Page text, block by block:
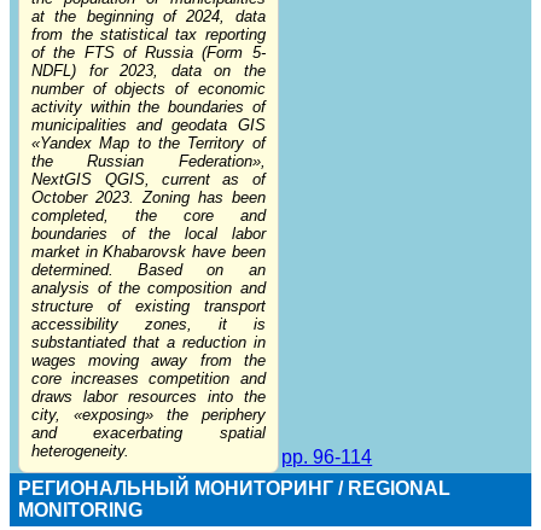
at the beginning of 2024, data
from the statistical tax reporting
of the FTS of Russia (Form 5-
NDFL) for 2023, data on the
number of objects of economic
activity within the boundaries of
municipalities and geodata GIS
«Yandex Map to the Territory of
the Russian Federation»,
NextGIS QGIS, current as of
October 2023. Zoning has been
completed, the core and
boundaries of the local labor
market in Khabarovsk have been
determined. Based on an
analysis of the composition and
structure of existing transport
accessibility zones, it is
substantiated that a reduction in
wages moving away from the
core increases competition and
draws labor resources into the
city, «exposing» the periphery
and exacerbating spatial
heterogeneity.
pp. 96-114
РЕГИОНАЛЬНЫЙ МОНИТОРИНГ / REGIONAL
MONITORING